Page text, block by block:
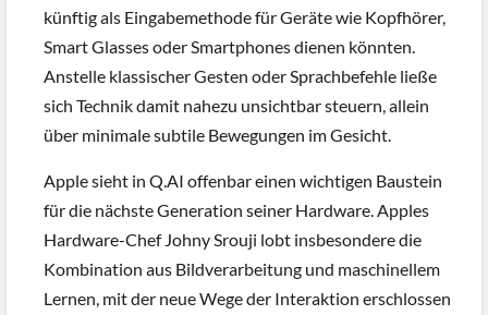
künftig als Eingabemethode für Geräte wie Kopfhörer,
Smart Glasses oder Smartphones dienen könnten.
Anstelle klassischer Gesten oder Sprachbefehle ließe
sich Technik damit nahezu unsichtbar steuern, allein
über minimale subtile Bewegungen im Gesicht.
Apple sieht in Q.AI offenbar einen wichtigen Baustein
für die nächste Generation seiner Hardware. Apples
Hardware-Chef Johny Srouji lobt insbesondere die
Kombination aus Bildverarbeitung und maschinellem
Lernen, mit der neue Wege der Interaktion erschlossen